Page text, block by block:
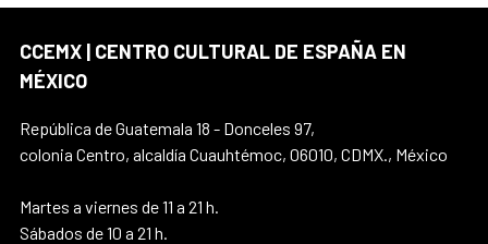
CCEMX | CENTRO CULTURAL DE ESPAÑA EN
MÉXICO
República de Guatemala 18 - Donceles 97,
colonia Centro, alcaldía Cuauhtémoc, 06010, CDMX., México
Martes a viernes de 11 a 21 h.
Sábados de 10 a 21 h.